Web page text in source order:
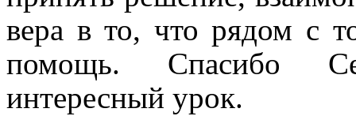
вера в то, что рядом с
помощь. Спасибо
интересный урок.